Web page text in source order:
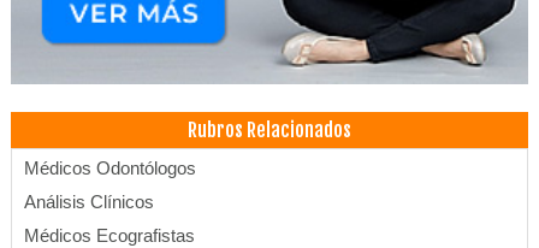
Rubros Relacionados
Médicos Odontólogos
Análisis Clínicos
Médicos Ecografistas